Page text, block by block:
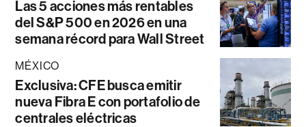
Las 5 acciones más rentables
del S&P 500 en 2026 en una
semana récord para Wall Street
MÉXICO
Exclusiva: CFE busca emitir
nueva Fibra E con portafolio de
centrales eléctricas